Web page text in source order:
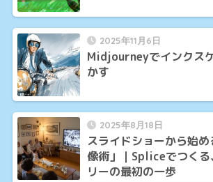
2025年11月6日
Midjourneyでインクス
かす
2025年8月18日
スライドショーから始
像術」｜Spliceでつくる
リーの最初の一歩